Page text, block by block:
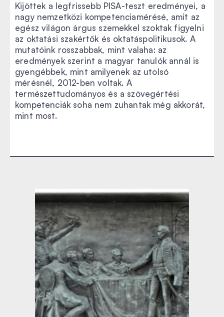
Kijöttek a legfrissebb PISA-teszt eredményei, a
nagy nemzetközi kompetenciamérésé, amit az
egész világon árgus szemekkel szoktak figyelni
az oktatási szakértők és oktatáspolitikusok. A
mutatóink rosszabbak, mint valaha: az
eredmények szerint a magyar tanulók annál is
gyengébbek, mint amilyenek az utolsó
mérésnél, 2012-ben voltak. A
természettudományos és a szövegértési
kompetenciák soha nem zuhantak még akkorát,
mint most.